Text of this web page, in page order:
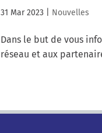
31 Mar 2023 Nouvelles
Dans le but de vous
réseau et aux